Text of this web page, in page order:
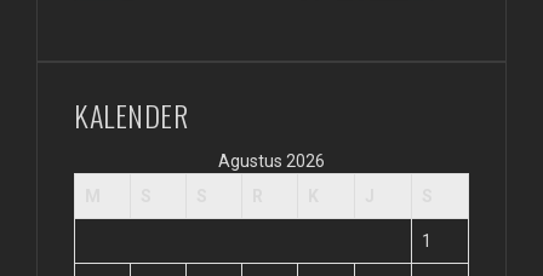
KALENDER
Agustus 2026
1